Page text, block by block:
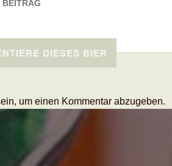
BEITRAG
DIESES BIER
um einen Kommentar abzugeben.